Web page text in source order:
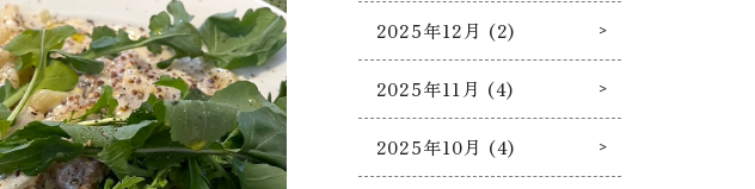
2025年12月 (2)
2025年11月 (4)
2025年10月 (4)